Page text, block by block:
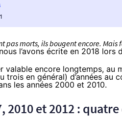
pas morts, ils bougent encore.
l’avons écrite en 2018 lors
valable encore longtemps, au
trois en général) d’années au
les années 2000 et 2010.
2010 et 2012 :